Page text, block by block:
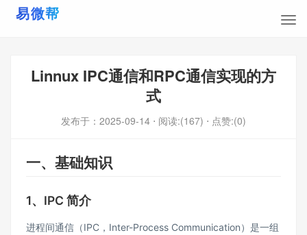
Linnux IPC通信和RPC通信实现的方
式
发布于： 2025-09-14 ⋅ 阅读:(167) ⋅ 点赞:(0)
一、基础知识
1、IPC 简介
进程间通信（IPC，Inter-Process Communication）是一组